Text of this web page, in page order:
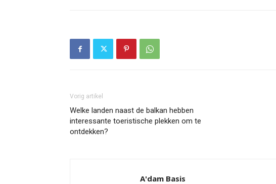
Vorig artikel
Welke landen naast de balkan hebben
interessante toeristische plekken om te
ontdekken?
A'dam Basis